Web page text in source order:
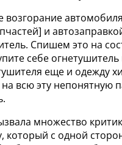
и
Спишем это на
себе
еще и одежду
всю эту непонятную
множество
который с одной